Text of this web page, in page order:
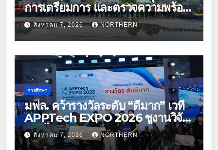
การเตรียมการ และตรวจความพร้อม
ด้านการบรรเทาสาธารณภัย
สิงหาคม 7, 2026 NORTHERN
การศึกษา
มฟล. คว้ารางวัลระดับ “ดีมาก” เวที
APPTech EXPO 2026 ชูงานวิจัย
สมุนไพร ขับเคลื่อนนวัตกรรมสู่เชิง
พาณิชย์
สิงหาคม 7, 2026 NORTHERN